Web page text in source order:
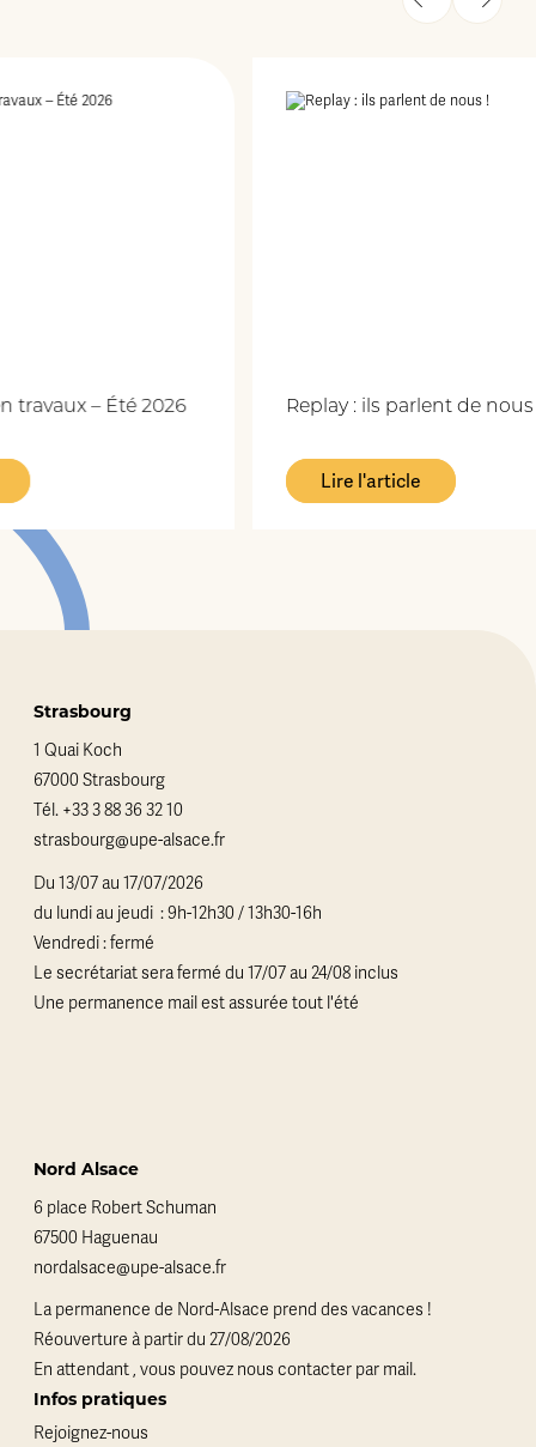
Replay : ils parlent de nous !
Strasbourg
1 Quai Koch
67000 Strasbourg
Tél. +33 3 88 36 32 10
strasbourg@upe-alsace.fr
Du 13/07 au 17/07/2026
du lundi au jeudi : 9h-12h30 / 13h30-16h
Vendredi : fermé
Le secrétariat sera fermé du 17/07 au 24/08 inclus
Une permanence mail est assurée tout l'été
Nord Alsace
6 place Robert Schuman
67500 Haguenau
nordalsace@upe-alsace.fr
La permanence de Nord-Alsace prend des vacances !
Réouverture à partir du 27/08/2026
En attendant , vous pouvez nous contacter par mail.
Infos pratiques
Rejoignez-nous